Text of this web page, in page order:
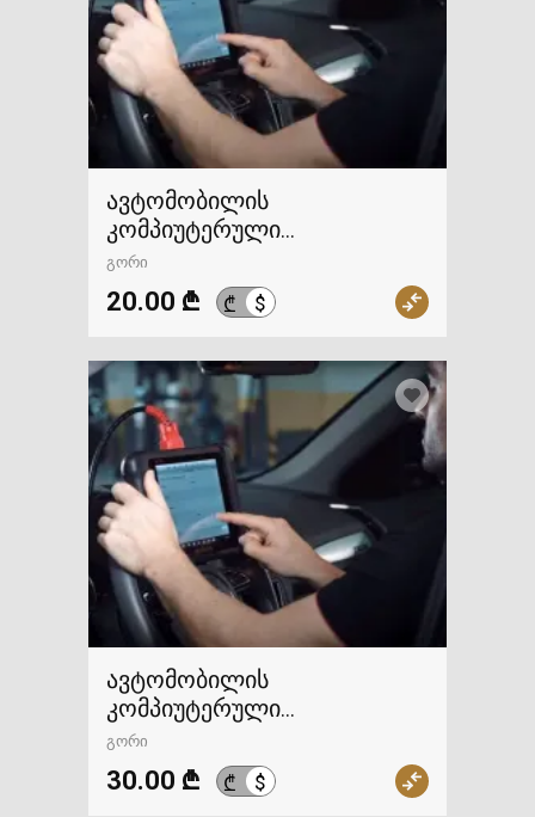
ავტომობილის
კომპიუტერული
დიაგნოსტიკა
გორი
20.00 ₾ ₾ $
ავტომობილის
კომპიუტერული
დიაგნოსტიკა
გორი
30.00 ₾ ₾ $